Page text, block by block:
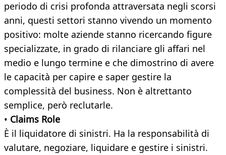
periodo di crisi profonda attraversata negli scorsi
anni, questi settori stanno vivendo un momento
positivo: molte aziende stanno ricercando figure
specializzate, in grado di rilanciare gli affari nel
medio e lungo termine e che dimostrino di avere
le capacità per capire e saper gestire la
complessità del business. Non è altrettanto
semplice, però reclutarle.
• Claims Role
È il liquidatore di sinistri. Ha la responsabilità di
valutare, negoziare, liquidare e gestire i sinistri.